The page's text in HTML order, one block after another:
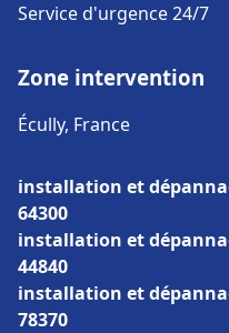
Service d'urgence 24/7
Zone intervention
Écully, France
installation et
64300
installation et
44840
installation et
78370